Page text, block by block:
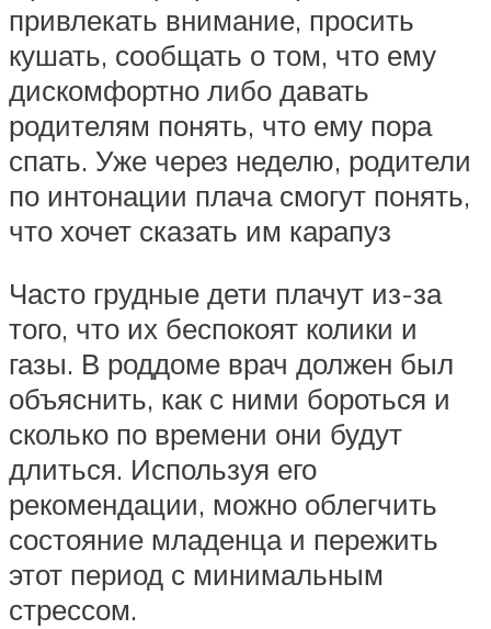
привлекать внимание, просить
кушать, сообщать о том, что ему
дискомфортно либо давать
родителям понять, что ему пора
спать. Уже через неделю, родители
по интонации плача смогут понять,
что хочет сказать им карапуз
Часто грудные дети плачут из-за
того, что их беспокоят колики и
газы. В роддоме врач должен был
объяснить, как с ними бороться и
сколько по времени они будут
длиться. Используя его
рекомендации, можно облегчить
состояние младенца и пережить
этот период с минимальным
стрессом.